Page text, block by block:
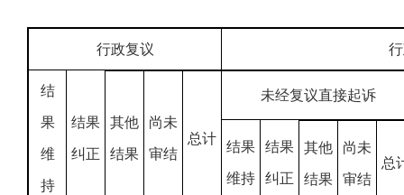
行政复议
结
果
维
持
结果
纠正
其他
结果
尚未
审结
总计
未经复议直接起诉
结果
维持
结果
纠正
其他
结果
尚未
审结
总